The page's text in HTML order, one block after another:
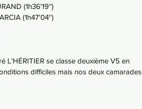
(1h36'19'')
(1h47'04'')
L'HÉRITIER se classe deuxième V5 en
difficiles mais nos deux camarades